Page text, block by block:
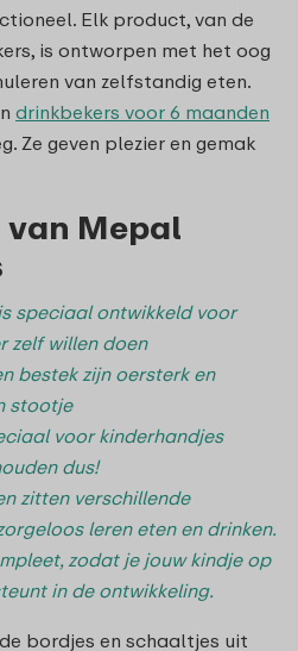
Elk product, van de
is ontworpen met het oog
van zelfstandig eten.
drinkbekers voor 6 maanden
Ze geven plezier en gemak
van Mepal
speciaal ontwikkeld voor
zelf willen doen
bestek zijn oersterk en
stootje
voor kinderhandjes
dus!
zitten verschillende
leren eten en drinken.
zodat je jouw kindje op
in de ontwikkeling.
bordjes en schaaltjes uit